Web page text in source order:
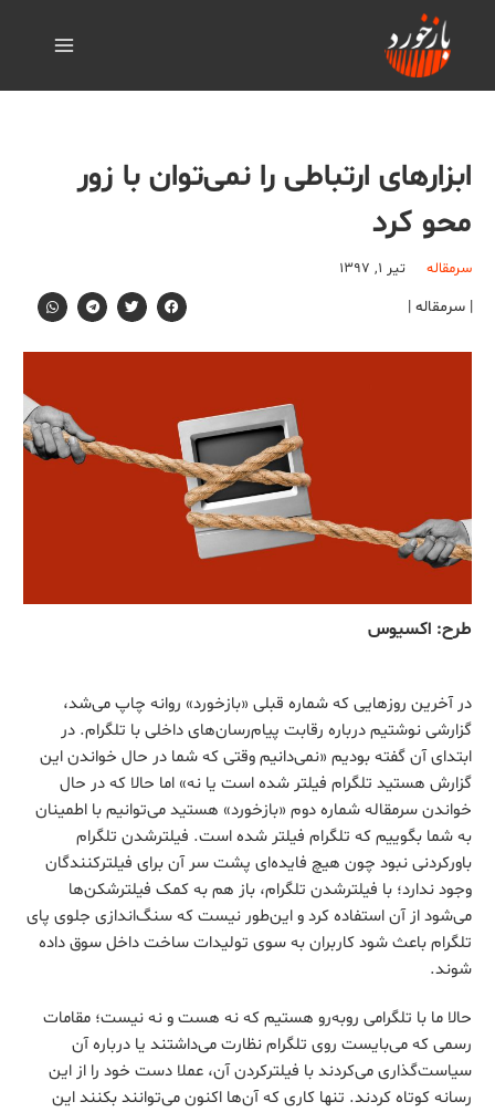
ابزارهای ارتباطی را نمی‌توان با زور
محو کرد
سرمقاله تیر ۱, ۱۳۹۷
| سرمقاله |
طرح: اکسیوس
در آخرین روزهایی که شماره قبلی «بازخورد» روانه چاپ می‌شد،
گزارشی نوشتیم درباره رقابت پیام‌رسان‌های داخلی با تلگرام. در
ابتدای آن گفته بودیم «نمی‌دانیم وقتی که شما در حال خواندن این
گزارش هستید تلگرام فیلتر شده است یا نه» اما حالا که در حال
خواندن سرمقاله شماره دوم «بازخورد» هستید می‌توانیم با اطمینان
به شما بگوییم که تلگرام فیلتر شده است. فیلترشدن تلگرام
باورکردنی نبود چون هیچ فایده‌ای پشت سر آن برای فیلترکنندگان
وجود ندارد؛ با فیلترشدن تلگرام، باز هم به کمک فیلترشکن‌ها
می‌شود از آن استفاده کرد و این‌طور نیست که سنگ‌اندازی جلوی پای
تلگرام باعث شود کاربران به سوی تولیدات ساخت داخل سوق داده
شوند.
حالا ما با تلگرامی روبه‌رو هستیم که نه هست و نه نیست؛ مقامات
رسمی که می‌بایست روی تلگرام نظارت می‌داشتند یا درباره آن
سیاست‌گذاری می‌کردند با فیلترکردن آن، عملا دست خود را از این
رسانه کوتاه کردند. تنها کاری که آن‌ها اکنون می‌توانند بکنند این